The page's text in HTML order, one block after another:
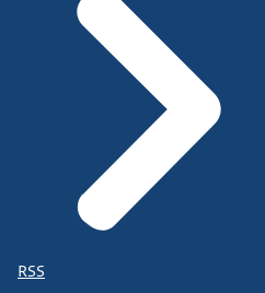
RSS